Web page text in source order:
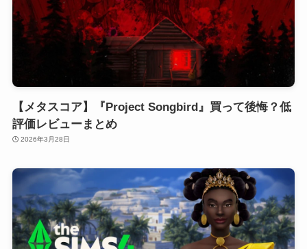
【メタスコア】『Project Songbird』買って後悔？低
評価レビューまとめ
2026年3月28日